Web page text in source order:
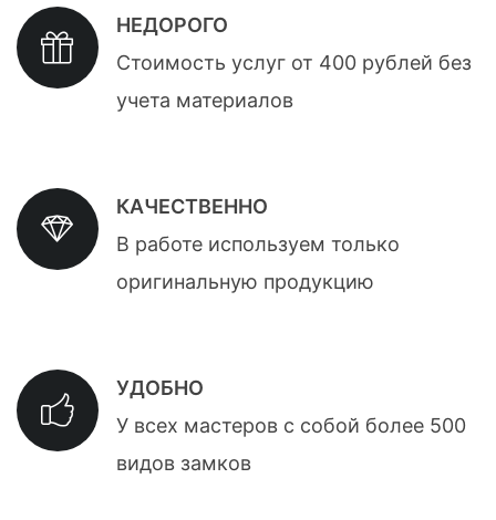
НЕДОРОГО
Стоимость услуг от 400 рублей без
учета материалов
КАЧЕСТВЕННО
В работе используем только
оригинальную продукцию
УДОБНО
У всех мастеров с собой более 500
видов замков